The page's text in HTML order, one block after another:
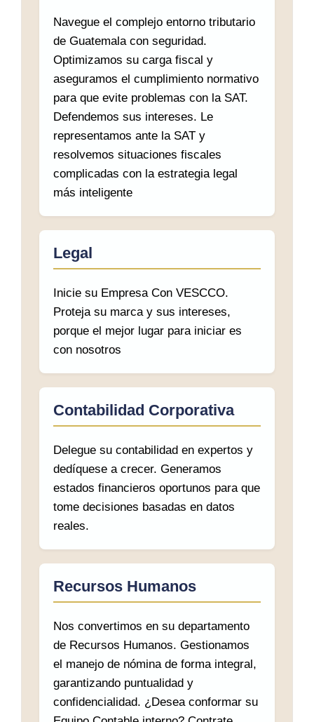
Navegue el complejo entorno tributario
de Guatemala con seguridad.
Optimizamos su carga fiscal y
aseguramos el cumplimiento normativo
para que evite problemas con la SAT.
Defendemos sus intereses. Le
representamos ante la SAT y
resolvemos situaciones fiscales
complicadas con la estrategia legal
más inteligente
Legal
Inicie su Empresa Con VESCCO.
Proteja su marca y sus intereses,
porque el mejor lugar para iniciar es
con nosotros
Contabilidad Corporativa
Delegue su contabilidad en expertos y
dedíquese a crecer. Generamos
estados financieros oportunos para que
tome decisiones basadas en datos
reales.
Recursos Humanos
Nos convertimos en su departamento
de Recursos Humanos. Gestionamos
el manejo de nómina de forma integral,
garantizando puntualidad y
confidencialidad. ¿Desea conformar su